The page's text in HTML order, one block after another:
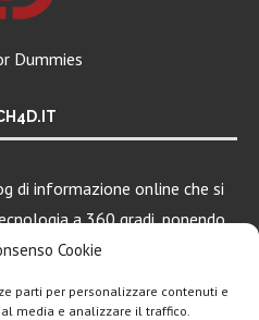
Cookie
parti per personalizzare contenuti e
media e analizzare il traffico.
Dummies
di informazione online che si
a 360 gradi, ponendo
al mondo Android, Apple e